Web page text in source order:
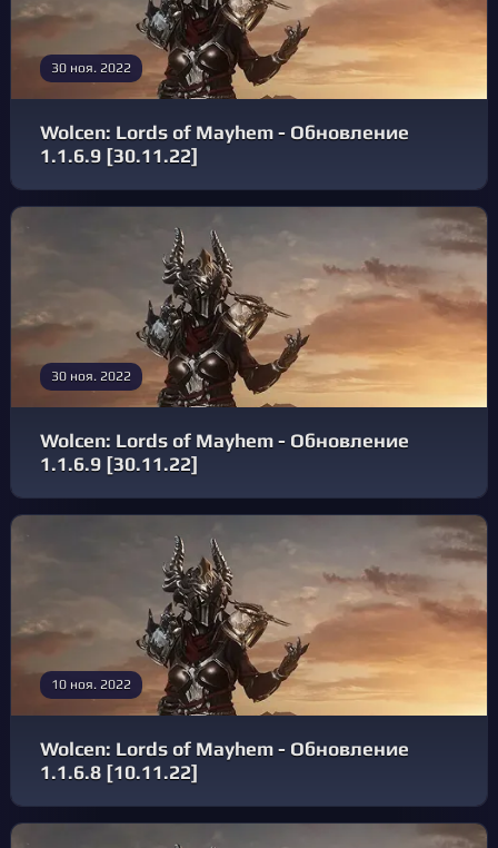
30 ноя. 2022
Wolcen: Lords of Mayhem - Обновление
1.1.6.9 [30.11.22]
30 ноя. 2022
Wolcen: Lords of Mayhem - Обновление
1.1.6.9 [30.11.22]
10 ноя. 2022
Wolcen: Lords of Mayhem - Обновление
1.1.6.8 [10.11.22]